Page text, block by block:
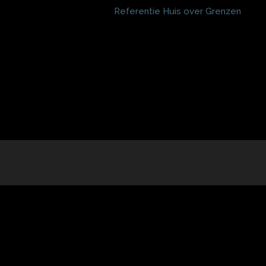
Referentie Huis over Grenzen